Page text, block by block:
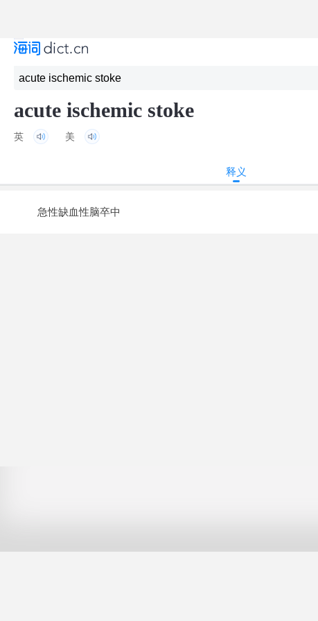
acute ischemic stoke
英 美
释义
急性缺血性脑卒中